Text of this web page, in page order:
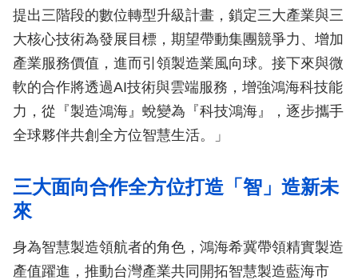
提出三階段的數位轉型升級計畫，鎖定三大產業與三
大核心技術為發展目標，期望帶動集團競爭力、增加
產業服務價值，進而引領製造業風向球。接下來與微
軟的合作將透過AI技術與雲端服務，增強鴻海科技能
力，從『製造鴻海』蛻變為『科技鴻海』，逐步攜手
全球夥伴共創全方位智慧生活。」
三大面向合作全方位打造「智」造新未
來
身為智慧製造領航者的角色，鴻海希冀帶領精實製造
產值躍進，推動台灣產業共同開拓智慧製造藍海市